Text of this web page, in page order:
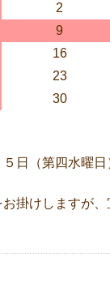
2
9
16
23
30
日（第四水曜
掛けしますが、